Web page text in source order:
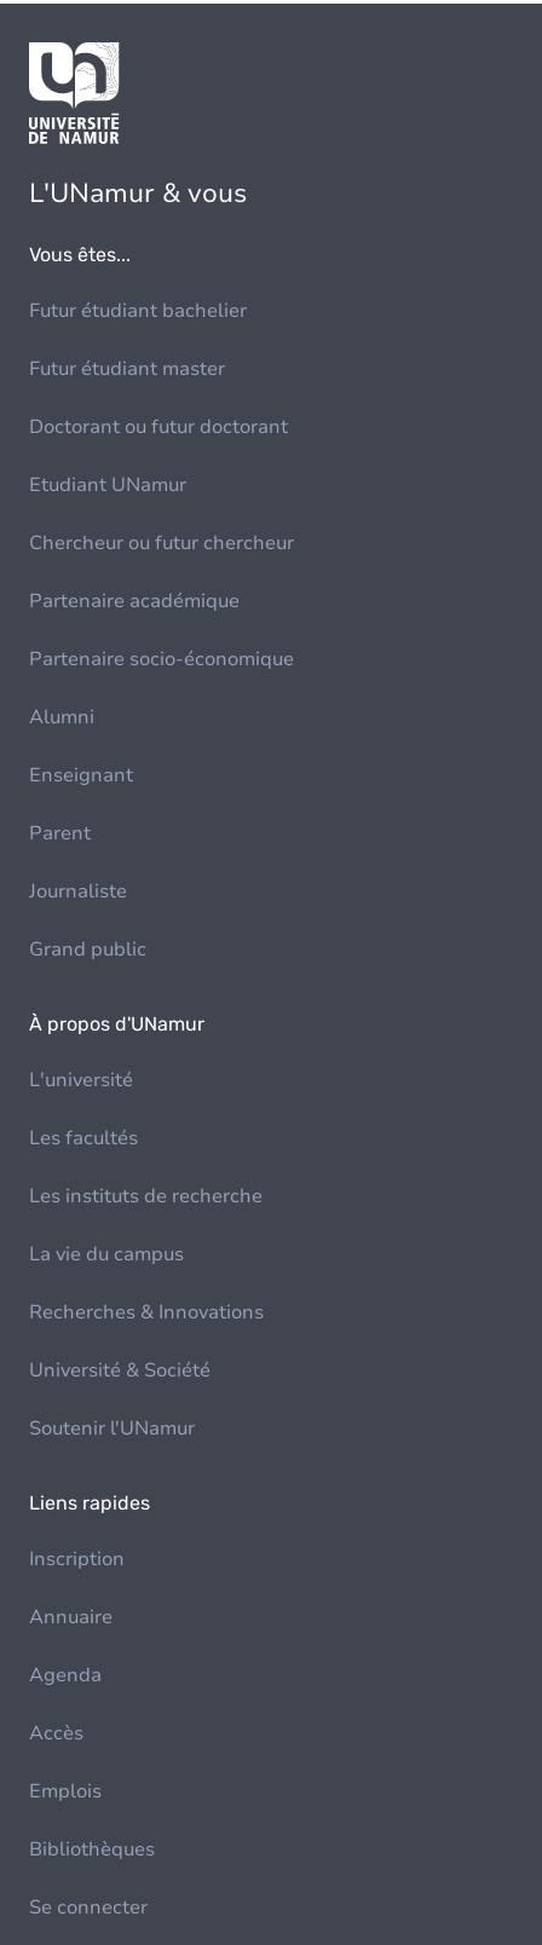
L'UNamur & vous
Vous êtes...
Futur étudiant bachelier
Futur étudiant master
Doctorant ou futur doctorant
Etudiant UNamur
Chercheur ou futur chercheur
Partenaire académique
Partenaire socio-économique
Alumni
Enseignant
Parent
Journaliste
Grand public
À propos d'UNamur
L'université
Les facultés
Les instituts de recherche
La vie du campus
Recherches & Innovations
Université & Société
Soutenir l'UNamur
Liens rapides
Inscription
Annuaire
Agenda
Accès
Emplois
Bibliothèques
Se connecter